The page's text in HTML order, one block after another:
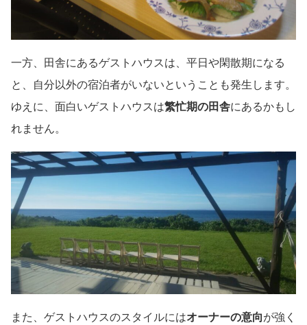
一方、田舎にあるゲストハウスは、平日や閑散期になる
と、自分以外の宿泊者がいないということも発生します。
ゆえに、面白いゲストハウスは繁忙期の田舎にあるかもし
れません。
また、ゲストハウスのスタイルにはオーナーの意向が強く